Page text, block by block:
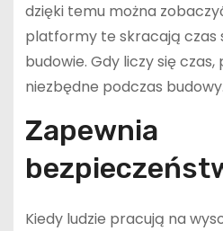
dzięki temu można
platformy te skracają czas
budowie. Gdy liczy się
niezbędne podczas budowy.
Zapewnia
Kiedy ludzie pracują na